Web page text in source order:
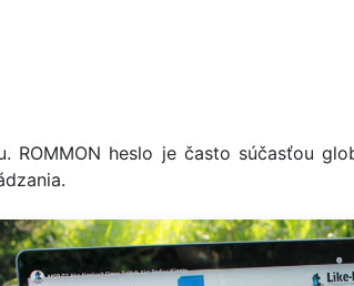
heslo je často súčasťou